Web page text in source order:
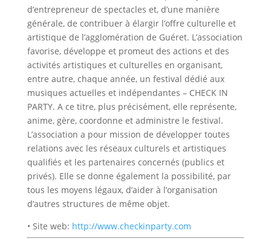
d’entrepreneur de spectacles et, d’une manière
générale, de contribuer à élargir l’offre culturelle et
artistique de l’agglomération de Guéret. L’association
favorise, développe et promeut des actions et des
activités artistiques et culturelles en organisant,
entre autre, chaque année, un festival dédié aux
musiques actuelles et indépendantes – CHECK IN
PARTY. A ce titre, plus précisément, elle représente,
anime, gère, coordonne et administre le festival.
L’association a pour mission de développer toutes
relations avec les réseaux culturels et artistiques
qualifiés et les partenaires concernés (publics et
privés). Elle se donne également la possibilité, par
tous les moyens légaux, d’aider à l’organisation
d’autres structures de même objet.
• Site web: http://www.checkinparty.com